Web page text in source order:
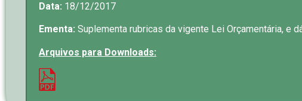
Data: 18/12/2017
Ementa: Suplementa rubricas da vigente Lei Orçamentária, e
Arquivos para Downloads: